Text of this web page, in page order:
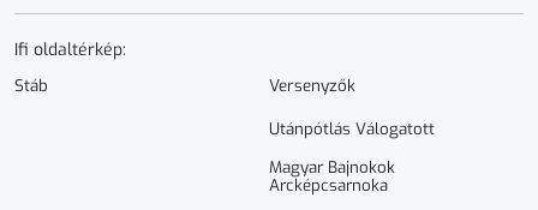
Ifi oldaltérkép:
Stáb Versenyzők
Utánpótlás Válogatott
Magyar Bajnokok
Arcképcsarnoka